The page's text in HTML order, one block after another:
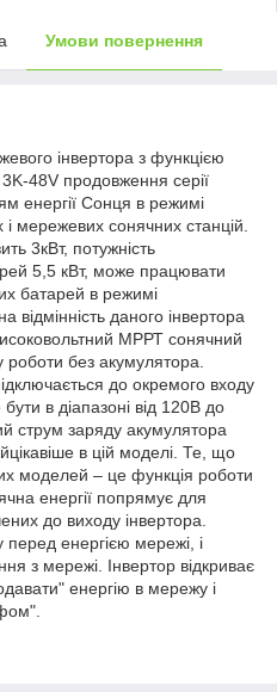
Умови повернення
інвертора з функцією
48V продовження серії
енергії Сонця в режимі
мережевих сонячних станцій.
3кВт, потужність
5,5 кВт, може працювати
батарей в режимі
відмінність даного інвертора
МРРТ сонячний
роботи без акумулятора.
до окремого входу
в діапазоні від 120В до
струм заряду акумулятора
в цій моделі. Те, що
моделей – це функція роботи
енергії попрямує для
до виходу інвертора.
енергією мережі, і
з мережі. Інвертор відкриває
енергію в мережу і